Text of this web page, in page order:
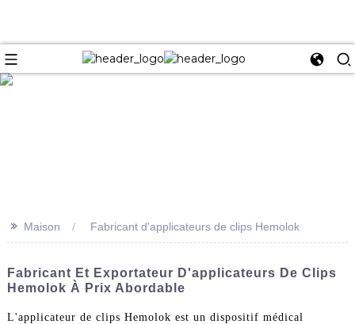
>> Maison Fabricant d'applicateurs de clips Hemolok
Fabricant Et Exportateur D'applicateurs De Clips
Hemolok À Prix Abordable
L'applicateur de clips Hemolok est un dispositif médical